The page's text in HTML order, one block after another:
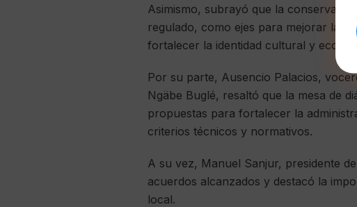
Asimismo, subrayó que la
regulado, como ejes para mejorar la
fortalecer la identidad cultural y
Por su parte, Ausencio Palacios,
Ngäbe Buglé, resaltó que la mesa de
propuestas para fortalecer la
criterios técnicos y normativos.
A su vez, Manuel Sanjur, presidente
acuerdos alcanzados y destacó la
local.